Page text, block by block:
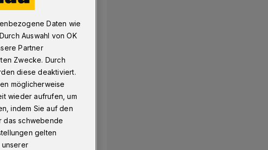
Daten wie
Auswahl von OK
Partner
Zwecke. Durch
diese deaktiviert.
möglicherweise
wieder aufrufen, um
indem Sie auf den
das schwebende
gelten
unserer